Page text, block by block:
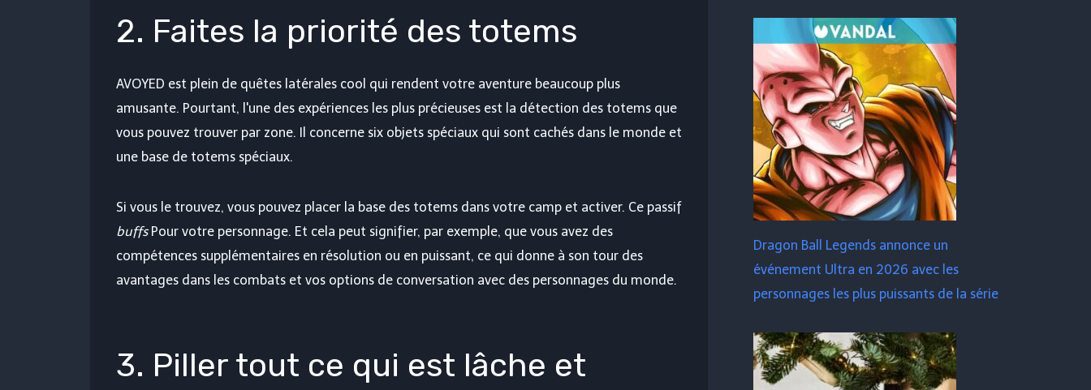
2. Faites la priorité des totems
AVOYED est plein de quêtes latérales cool qui rendent votre aventure beaucoup plus
amusante. Pourtant, l'une des expériences les plus précieuses est la détection des totems que
vous pouvez trouver par zone. Il concerne six objets spéciaux qui sont cachés dans le monde et
une base de totems spéciaux.
Si vous le trouvez, vous pouvez placer la base des totems dans votre camp et activer. Ce passif
buffsPour votre personnage. Et cela peut signifier, par exemple, que vous avez des
compétences supplémentaires en résolution ou en puissant, ce qui donne à son tour des
avantages dans les combats et vos options de conversation avec des personnages du monde.
3. Piller tout ce qui est lâche et
Dragon Ball Legends annonce un
événement Ultra en 2026 avec les
personnages les plus puissants de la série